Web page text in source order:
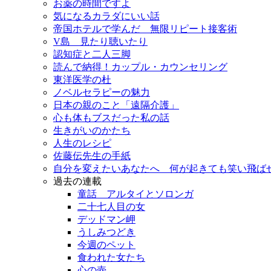
お薬の時間ですよ
気になるカラダにいい話
帝国ホテルで学んだ 無限リピート接客術
V島 見たり聴いたり
認知症と二人三脚
読んで納得！カップル・カウンセリング
東洋医学の杜
ノベルセラピーの魅力
日本の親のこと「遠隔介護」
心も体もブスだった私の話
生きがいのかたち
人生のレシピ
佐藤伝先生の手紙
自分を変えたいあなたへ 何が起きても笑い飛ば
過去の連載
童話 アルタイとソロンガ
二十七人目の女
デッドマン岬
うしみつどき
今週のペット
食われた女たち